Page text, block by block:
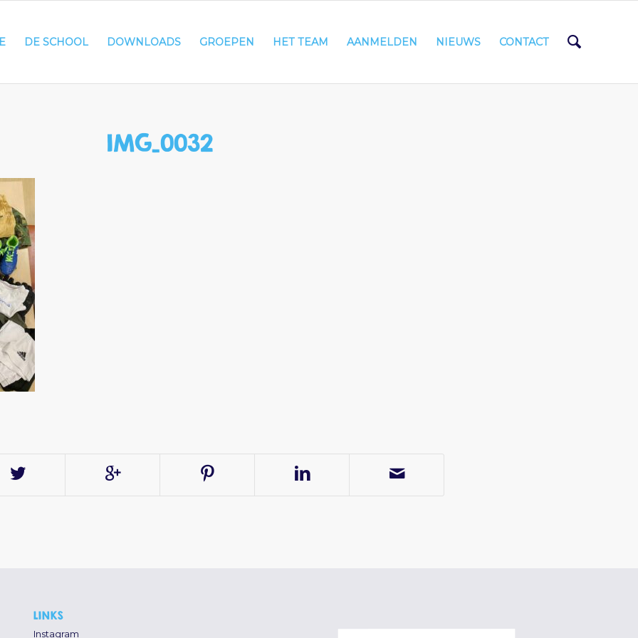
DE SCHOOL DOWNLOADS GROEPEN HET TEAM AANMELDEN NIEUWS CONTACT
IMG_0032
LINKS
Instagram